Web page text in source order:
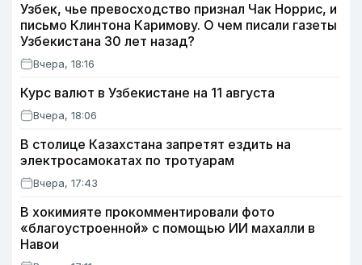
Узбек, чье превосходство признал Чак Норрис, и
письмо Клинтона Каримову. О чем писали газеты
Узбекистана 30 лет назад?
Вчера, 18:16
Курс валют в Узбекистане на 11 августа
Вчера, 18:06
В столице Казахстана запретят ездить на
электросамокатах по тротуарам
Вчера, 17:43
В хокимияте прокомментировали фото
«благоустроенной» с помощью ИИ махалли в
Навои